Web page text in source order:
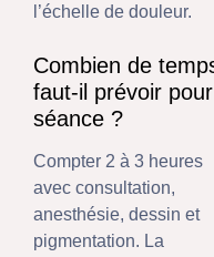
l’échelle de douleur.
Combien de
faut-il prévoir
séance ?
Compter 2 à 3 heures
avec consultation,
anesthésie, dessin et
pigmentation. La